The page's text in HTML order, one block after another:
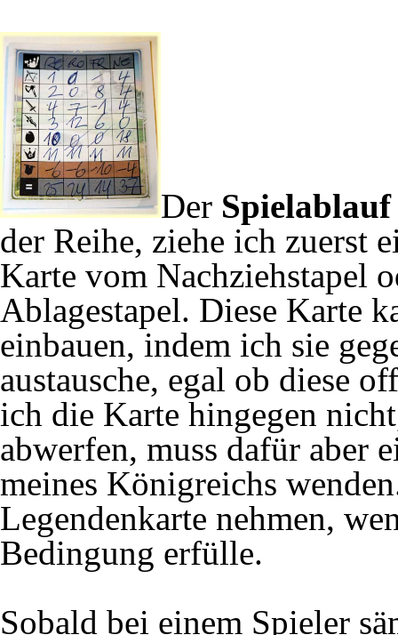
Der
der Reihe, ziehe ich zuerst
Karte vom Nachziehstapel
Ablagestapel. Diese Karte
einbauen, indem ich sie
austausche, egal ob diese
ich die Karte hingegen
abwerfen, muss dafür aber
meines Königreichs
Legendenkarte nehmen,
Bedingung erfülle.
Sobald bei einem Spieler